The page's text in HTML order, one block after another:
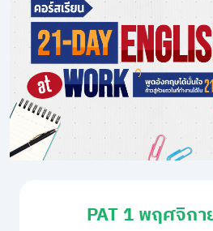
PAT 1 พฤศจิก